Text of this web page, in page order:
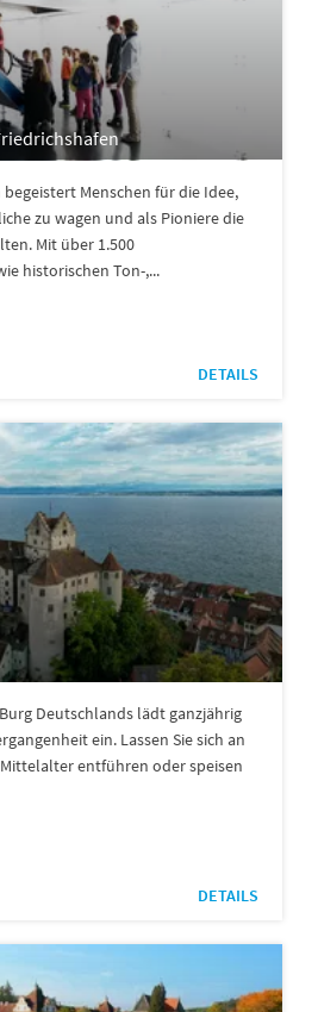
Menschen für die Idee,
zu wagen und als Pioniere die
Mit über 1.500
historischen Ton-,...
DETAILS
Deutschlands lädt ganzjährig
ein. Lassen Sie sich an
entführen oder speisen
DETAILS